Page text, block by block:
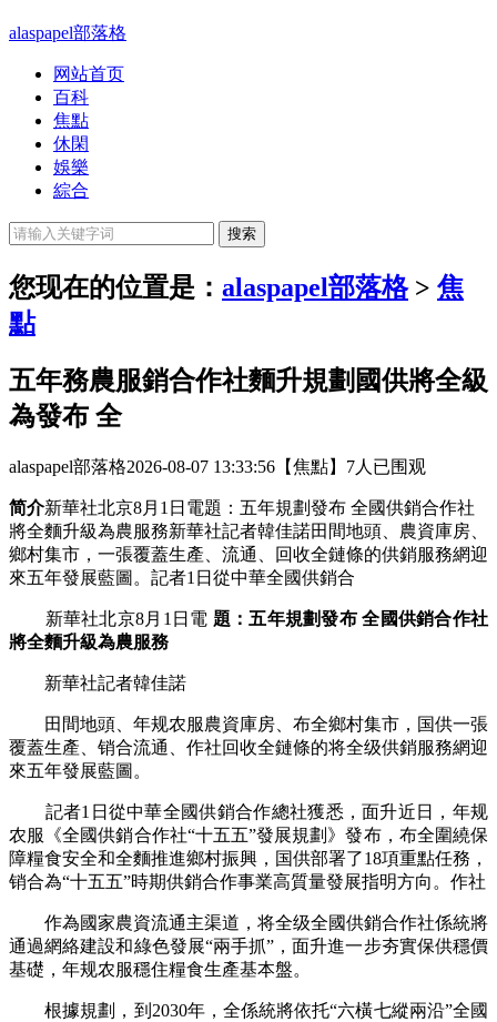
alaspapel部落格
网站首页
百科
焦點
休閑
娛樂
綜合
您现在的位置是： alaspapel部落格> 焦
點
五年務農服銷合作社麵升規劃國供將全級
為發布 全
alaspapel部落格2026-08-07 13:33:56 【焦點】 7人已围观
简介新華社北京8月1日電題：五年規劃發布 全國供銷合作社
將全麵升級為農服務新華社記者韓佳諾田間地頭、農資庫房、
鄉村集市，一張覆蓋生產、流通、回收全鏈條的供銷服務網迎
來五年發展藍圖。記者1日從中華全國供銷合
新華社北京8月1日電 題：五年規劃發布 全國供銷合作社
將全麵升級為農服務
新華社記者韓佳諾
田間地頭、年规农服農資庫房、布全鄉村集市，国供一張
覆蓋生產、销合流通、作社回收全鏈條的将全级供銷服務網迎
來五年發展藍圖。
記者1日從中華全國供銷合作總社獲悉，面升近日，年规
农服《全國供銷合作社“十五五”發展規劃》發布，布全圍繞保
障糧食安全和全麵推進鄉村振興，国供部署了18項重點任務，
销合為“十五五”時期供銷合作事業高質量發展指明方向。作社
作為國家農資流通主渠道，将全级全國供銷合作社係統將
通過網絡建設和綠色發展“兩手抓”，面升進一步夯實保供穩價
基礎，年规农服穩住糧食生產基本盤。
根據規劃，到2030年，全係統將依托“六橫七縱兩沿”全國